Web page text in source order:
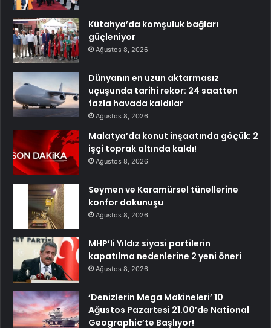
Kütahya’da komşuluk bağları
güçleniyor
Ağustos 8, 2026
Dünyanın en uzun aktarmasız
uçuşunda tarihi rekor: 24 saatten
fazla havada kaldılar
Ağustos 8, 2026
Malatya’da konut inşaatında göçük: 2
işçi toprak altında kaldı!
Ağustos 8, 2026
Seymen ve Karamürsel tünellerine
konfor dokunuşu
Ağustos 8, 2026
MHP’li Yıldız siyasi partilerin
kapatılma nedenlerine 2 yeni öneri
Ağustos 8, 2026
‘Denizlerin Mega Makineleri’ 10
Ağustos Pazartesi 21.00’de National
Geographic’te Başlıyor!